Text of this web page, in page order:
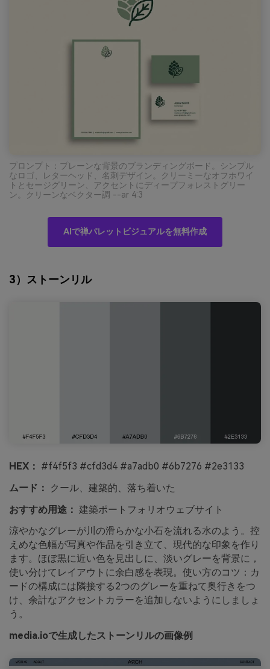
プロンプト：プレーンな背景のブランディングボード。シンプル
なロゴ、レターヘッド、名刺デザイン。クリーミーなオフホワイ
トとセージグリーン、アクセントにディープフォレストグリー
ン。クリーンなベクター調 --ar 4:3
AIで禅パレットビジュアルを無料作成
3）ストーンリル
HEX： #f4f5f3 #cfd3d4 #a7adb0 #6b7276 #2e3133
ムード：
クール、建築的、落ち着いた
おすすめ用途： 建築ポートフォリオウェブサイト
涼やかなグレーが川の滑らかな小石を流れる水のよう。控
えめな色幅が写真や作品を引き立て、現代的な印象を作り
ます。ほぼ黒に近い色を見出しに、淡いグレーを背景に，
使い分けてレイアウトに余白感を表現。使い方のコツ：カ
ードの構成には隣接する2つのグレーを重ねて奥行きをつ
け、余計なアクセントカラーを追加しないようにしましょ
う。
media.ioで生成したストーンリルの画像例